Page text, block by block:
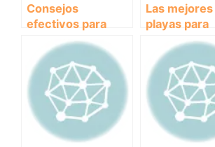
Consejos
efectivos para
evitar que tu
cachorro muerda
todo lo que
encuentra
Las mejores
playas para
disfrutar con
perro:
dónde
llevar a tu
amigo de
vacaciones